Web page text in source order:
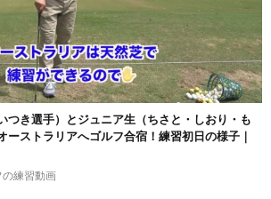
つき選手）とジュニア生（ちさと・しおり・も
ーストラリアへゴルフ合宿！練習初日の様子｜
の練習動画